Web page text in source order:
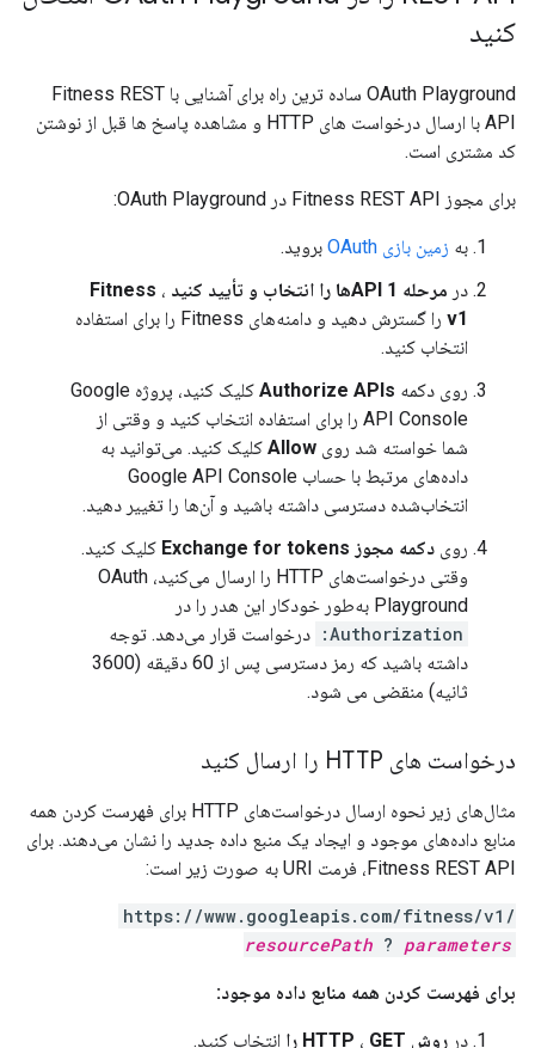
کنید
OAuth Playground ساده ترین راه برای آشنایی با Fitness REST
API با ارسال درخواست های HTTP و مشاهده پاسخ ها قبل از نوشتن
کد مشتری است.
برای مجوز Fitness REST API در OAuth Playground:
به زمین بازی OAuth
بروید.
در مرحله 1 APIها را انتخاب و تأیید کنید ، Fitness
v1
را گسترش دهید و دامنه‌های Fitness را برای استفاده
انتخاب کنید.
روی دکمه Authorize APIs
کلیک کنید، پروژه Google
API Console را برای استفاده انتخاب کنید و وقتی از
شما خواسته شد روی Allow کلیک کنید. می‌توانید به
داده‌های مرتبط با حساب Google API Console
انتخاب‌شده دسترسی داشته باشید و آن‌ها را تغییر دهید.
روی دکمه مجوز Exchange for tokens
کلیک کنید.
وقتی درخواست‌های HTTP را ارسال می‌کنید، OAuth
Playground به‌طور خودکار این هدر را در
Authorization:
درخواست قرار می‌دهد. توجه
داشته باشید که رمز دسترسی پس از 60 دقیقه (3600
ثانیه) منقضی می شود.
درخواست های HTTP را ارسال کنید
مثال‌های زیر نحوه ارسال درخواست‌های HTTP برای فهرست کردن همه
منابع داده‌های موجود و ایجاد یک منبع داده جدید را نشان می‌دهند. برای
Fitness REST API، فرمت URI به صورت زیر است:
https://www.googleapis.com/fitness/v1/
resourcePath ? parameters
برای فهرست کردن همه منابع داده موجود:
در روش HTTP ، GET را انتخاب کنید.